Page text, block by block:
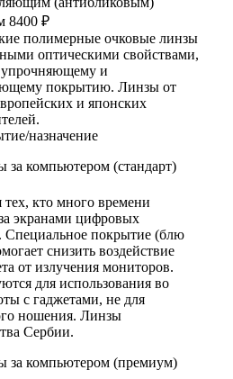
8400 ₽
полимерные очковые линзы
оптическими свойствами,
упрочняющему и
покрытию. Линзы от
и японских
назначение
за компьютером (стандарт)
кто много времени
экранами цифровых
Специальное покрытие (блю
снизить воздействие
от излучения мониторов.
для использования во
с гаджетами, не для
ношения. Линзы
Сербии.
за компьютером (премиум)